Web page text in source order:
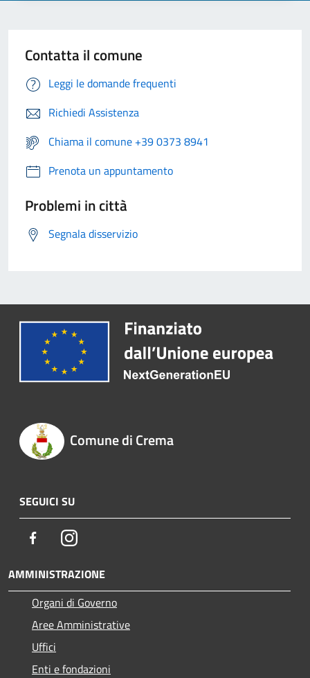
Contatta il comune
Leggi le domande frequenti
Richiedi Assistenza
Chiama il comune +39 0373 8941
Prenota un appuntamento
Problemi in città
Segnala disservizio
Comune di Crema
SEGUICI SU
FacebookInstagram
AMMINISTRAZIONE
Organi di Governo
Aree Amministrative
Uffici
Enti e fondazioni